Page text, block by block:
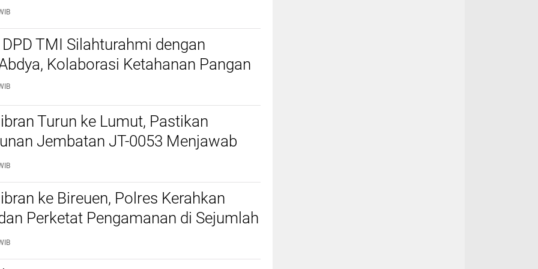
Kesehatan Gratis
TMI Silahturahmi dengan
Kolaborasi Ketahanan Pangan
Turun ke Lumut, Pastikan
Jembatan JT-0053 Menjawab
Warga
ke Bireuen, Polres Kerahkan
Perketat Pengamanan di Sejumlah